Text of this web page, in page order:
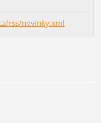
rss/novinky.xml